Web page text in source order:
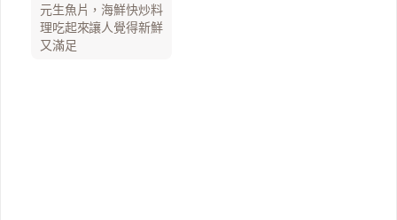
元生魚片，海鮮快炒料
理吃起來讓人覺得新鮮
又滿足